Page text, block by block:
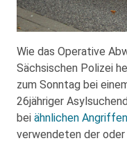
Wie das Operative
Sächsischen Polizei
zum Sonntag bei
26jähriger
bei ähnlichen Angriffen
verwendeten der